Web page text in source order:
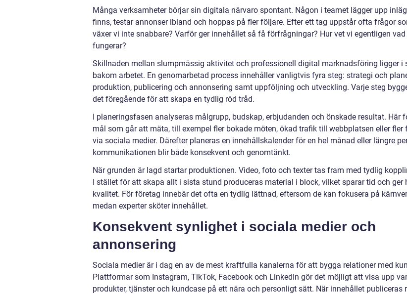
Många verksamheter börjar sin digitala närvaro spontant. Någon i teamet lägger upp
finns, testar annonser ibland och hoppas på fler följare. Efter ett tag uppstår ofta frågor
växer vi inte snabbare? Varför ger innehållet så få förfrågningar? Hur vet vi egentligen
fungerar?
Skillnaden mellan slumpmässig aktivitet och professionell digital marknadsföring ligger i
bakom arbetet. En genomarbetad process innehåller vanligtvis fyra steg: strategi och
produktion, publicering och annonsering samt uppföljning och utveckling. Varje steg
det föregående för att skapa en tydlig röd tråd.
I planeringsfasen analyseras målgrupp, budskap, erbjudanden och önskade resultat. Här
mål som går att mäta, till exempel fler bokade möten, ökad trafik till webbplatsen eller
via sociala medier. Därefter planeras en innehållskalender för en hel månad eller längre
kommunikationen blir både konsekvent och genomtänkt.
När grunden är lagd startar produktionen. Video, foto och texter tas fram med tydlig
I stället för att skapa allt i sista stund produceras material i block, vilket sparar tid och ger
kvalitet. För företag innebär det ofta en tydlig lättnad, eftersom de kan fokusera på
medan experter sköter innehållet.
Konsekvent synlighet i sociala medier och
annonsering
Sociala medier är i dag en av de mest kraftfulla kanalerna för att bygga relationer med
Plattformar som Instagram, TikTok, Facebook och LinkedIn gör det möjligt att visa upp
produkter, tjänster och kundcase på ett nära och personligt sätt. När innehållet publiceras